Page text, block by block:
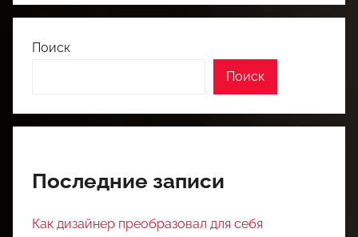
Поиск
Поиск
Последние записи
Как дизайнер преобразовал для себя